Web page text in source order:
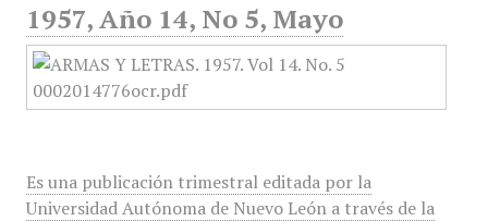
1957, Año 14, No 5, Mayo
Es una publicación trimestral editada por la
Universidad Autónoma de Nuevo León a través de la